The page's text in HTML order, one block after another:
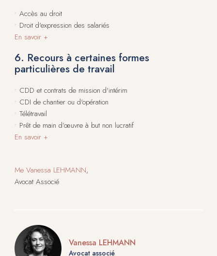
• Accès au droit
• Droit d'expression des salariés
En savoir +
6. Recours à certaines formes
particulières de travail
• CDD et contrats de mission d'intérim
• CDI de chantier ou d'opération
• Télétravail
• Prêt de main d’œuvre à but non lucratif
En savoir +
Me Vanessa LEHMANN,
Avocat Associé
Vanessa LEHMANN
Avocat associé